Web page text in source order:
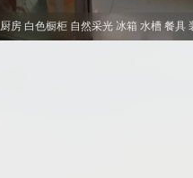
厨房 白色橱柜 自然采光 冰箱 水槽 餐具